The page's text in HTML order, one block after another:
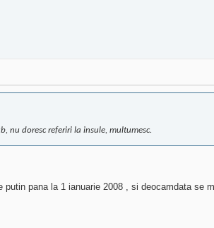
nu doresc referiri la insule, multumesc.
pana la 1 ianuarie 2008 , si deocamdata se